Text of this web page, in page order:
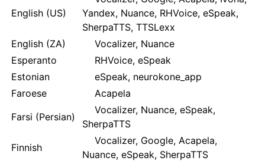
English (US)
Yandex, Nuance, RHVoice, eSpeak,
SherpaTTS, TTSLexx
English (ZA)
Vocalizer, Nuance
Esperanto
RHVoice, eSpeak
Estonian
eSpeak, neurokone_app
Faroese
Acapela
Farsi (Persian)
Vocalizer, Nuance, eSpeak,
SherpaTTS
Finnish
Vocalizer, Google, Acapela,
Nuance, eSpeak, SherpaTTS